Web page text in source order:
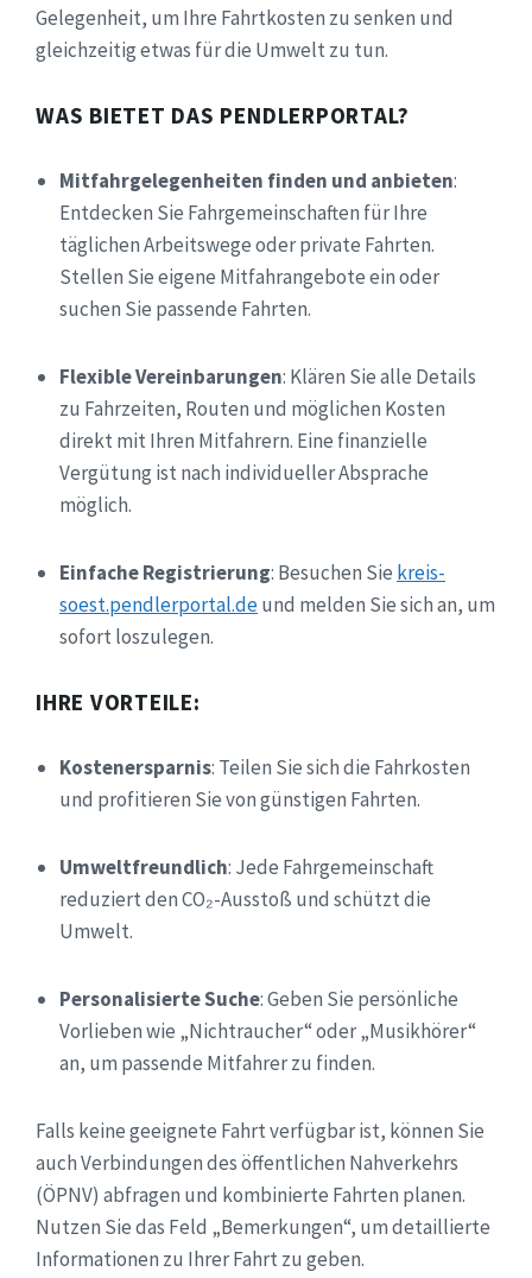
Gelegenheit, um Ihre Fahrtkosten zu senken und
gleichzeitig etwas für die Umwelt zu tun.
WAS BIETET DAS PENDLERPORTAL?
Mitfahrgelegenheiten finden und anbieten:
Entdecken Sie Fahrgemeinschaften für Ihre
täglichen Arbeitswege oder private Fahrten.
Stellen Sie eigene Mitfahrangebote ein oder
suchen Sie passende Fahrten.
Flexible Vereinbarungen: Klären Sie alle Details
zu Fahrzeiten, Routen und möglichen Kosten
direkt mit Ihren Mitfahrern. Eine finanzielle
Vergütung ist nach individueller Absprache
möglich.
Einfache Registrierung: Besuchen Sie kreis-
soest.pendlerportal.deund melden Sie sich an, um
sofort loszulegen.
IHRE VORTEILE:
Kostenersparnis: Teilen Sie sich die Fahrkosten
und profitieren Sie von günstigen Fahrten.
Umweltfreundlich: Jede Fahrgemeinschaft
reduziert den CO₂-Ausstoß und schützt die
Umwelt.
Personalisierte Suche: Geben Sie persönliche
Vorlieben wie „Nichtraucher“ oder „Musikhörer“
an, um passende Mitfahrer zu finden.
Falls keine geeignete Fahrt verfügbar ist, können Sie
auch Verbindungen des öffentlichen Nahverkehrs
(ÖPNV) abfragen und kombinierte Fahrten planen.
Nutzen Sie das Feld „Bemerkungen“, um detaillierte
Informationen zu Ihrer Fahrt zu geben.